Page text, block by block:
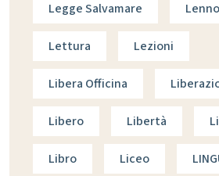
Legge Salvamare
Lettura Lezioni
Libera Officina
Libero Libertà
Libro Liceo